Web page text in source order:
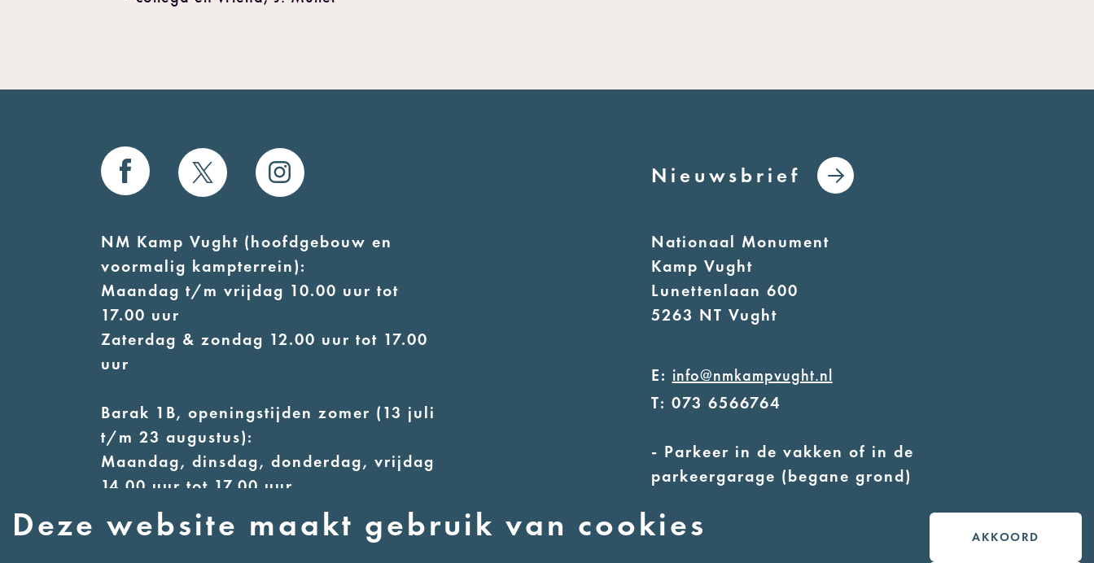
Deze website maakt gebruik van cookies AKKOORD
Nieuwsbrief
NM Kamp Vught (hoofdgebouw en
voormalig kampterrein):
Maandag t/m vrijdag 10.00 uur tot
17.00 uur
Zaterdag & zondag 12.00 uur tot 17.00
uur
Barak 1B, openingstijden zomer (13 juli
t/m 23 augustus):
Maandag, dinsdag, donderdag, vrijdag
14.00 uur tot 17.00 uur
Woensdag 12.00 uur tot 17.00 uur
Zaterdag & zondag 13.00 uur tot 17.00
Nationaal Monument
Kamp Vught
Lunettenlaan 600
5263 NT Vught
E: info@nmkampvught.nl
T: 073 6566764
- Parkeer in de vakken of in de
parkeergarage (begane grond)